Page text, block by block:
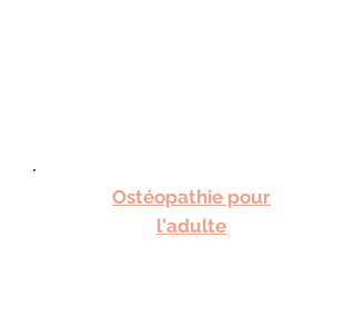
Ostéopathie pour
l'adulte